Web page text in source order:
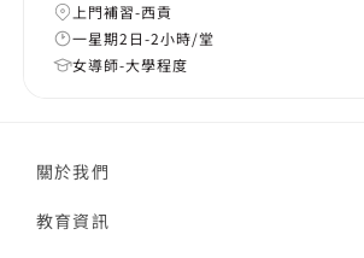
上門補習-西貢
一星期2日-2小時/堂
女導師-大學程度
關於我們
教育資訊